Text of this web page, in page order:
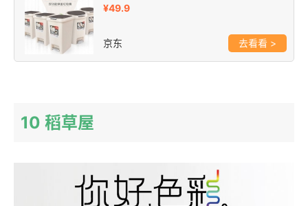
¥49.9
京东 >
10 稻草屋